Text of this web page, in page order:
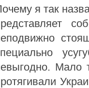
я так
Мало